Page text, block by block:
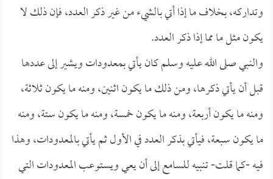
وتداركه، بخلاف ما إذا أتي بالشيء من غير ذكر العدد، فإن ذلك لا
يكون مثل ما مما إذا ذكر العدد.
والنبي صلى الله عليه وسلم كان يأتي بمعدودات ويشير إلى عددها
قبل أن يأتي ذكرها، ومن ذلك ما يكون اثنين، ومنه ما يكون ثلاثة،
ومنه ما يكون أربعة، ومنه ما يكون خمسة، ومنه ما يكون ستة، ومنه
ما يكون سبعة، فيأتي بذكر العدد في الأول ثم يأتي بالمعدودات، وهذا
فيه -كما قلت- تنبيه للسامع إلى أن يعي ويستوعب المعدودات التي